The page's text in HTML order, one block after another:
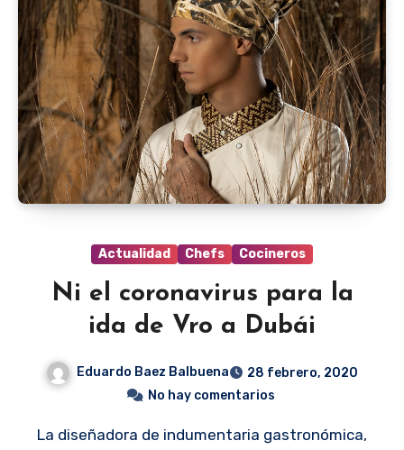
Actualidad Chefs Cocineros
Ni el coronavirus para la
ida de Vro a Dubái
Eduardo Baez Balbuena
28 febrero, 2020
No hay comentarios
La diseñadora de indumentaria gastronómica,